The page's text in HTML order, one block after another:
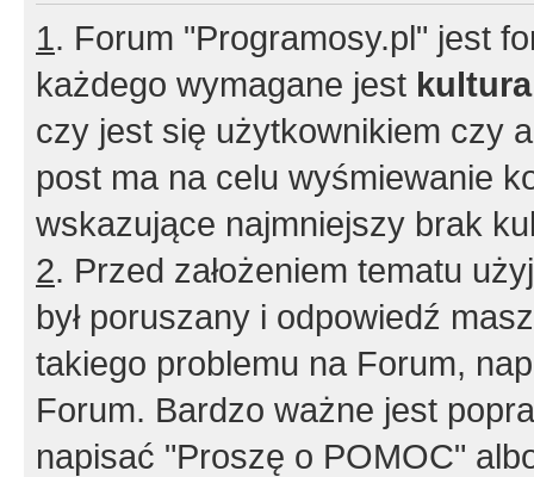
1. Forum "Programosy.pl" jest
każdego wymagane jest
czy jest się użytkownikiem czy
post ma na celu wyśmiewanie
wskazujące najmniejszy brak
2. Przed założeniem tematu
był poruszany i odpowiedź
takiego problemu na Forum,
Forum. Bardzo ważne jest
napisać "Proszę o POMOC"